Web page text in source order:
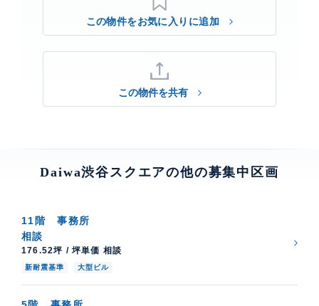
この物件を共有
Daiwa渋谷スクエアの他の募集中区画
11階事務所
相談
176.52坪 / 坪単価 相談
新耐震基準 大型ビル